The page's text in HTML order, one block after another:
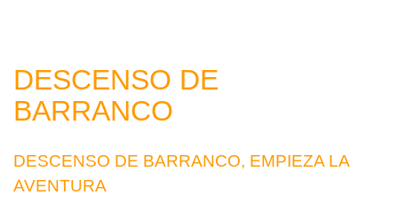
DESCENSO DE
BARRANCO
DESCENSO DE BARRANCO, EMPIEZA LA
AVENTURA